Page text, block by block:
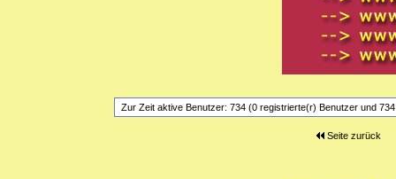
Zur Zeit aktive Benutzer: 734 (0 registrierte(r) Benutzer und
Seite zurück